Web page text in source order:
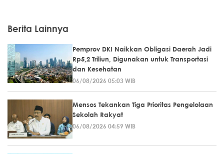
Berita Lainnya
Pemprov DKI Naikkan Obligasi Daerah Jadi
Rp5,2 Triliun, Digunakan untuk Transportasi
dan Kesehatan
06/08/2026 05:03 WIB
Mensos Tekankan Tiga Prioritas Pengelolaan
Sekolah Rakyat
06/08/2026 04:59 WIB